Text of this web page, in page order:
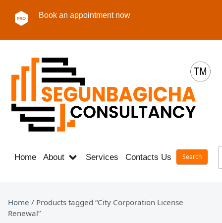
Book an appointment now
Home About Services Contacts Us Career
Home / Products tagged “City Corporation License
Renewal”